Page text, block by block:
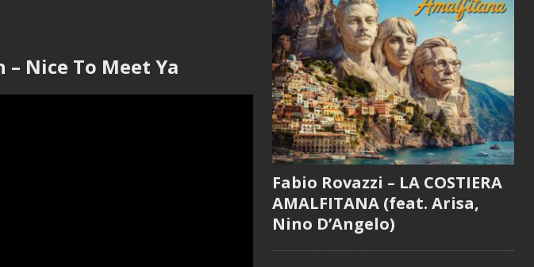
Nice To Meet Ya
Fabio Rovazzi – LA COSTIERA
AMALFITANA (feat. Arisa,
Nino D’Angelo)